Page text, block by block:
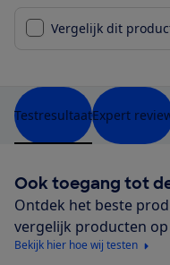
Vergelijk dit
TestresultaatExpert
Ook toegang tot
Ontdek het beste
vergelijk producten
Bekijk hier hoe wij testen